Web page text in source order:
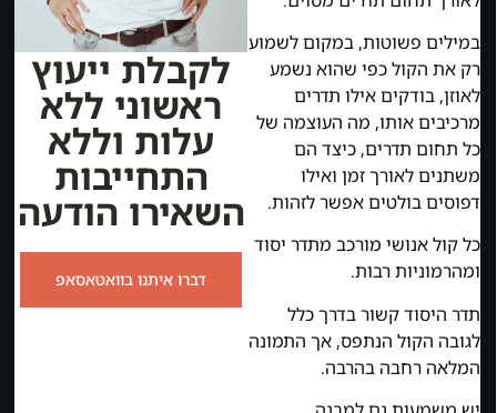
במילים פשוטות, במקום לשמוע
רק את הקול כפי שהוא נשמע
לאוזן, בודקים אילו תדרים
מרכיבים אותו, מה העוצמה של
כל תחום תדרים, כיצד הם
משתנים לאורך זמן ואילו
דפוסים בולטים אפשר לזהות.
כל קול אנושי מורכב מתדר יסוד
ומהרמוניות רבות.
תדר היסוד קשור בדרך כלל
לגובה הקול הנתפס, אך התמונה
המלאה רחבה בהרבה.
לקבלת ייעוץ
ראשוני ללא
עלות וללא
התחייבות
השאירו הודעה
דברו איתנו בוואטאסאפ